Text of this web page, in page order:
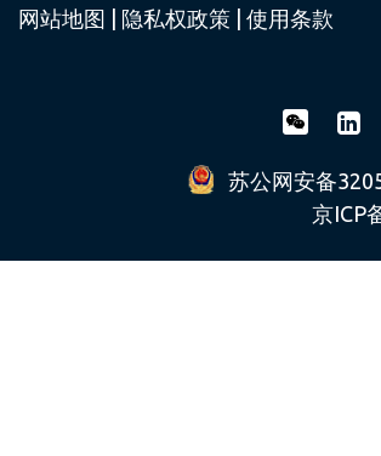
网站地图
隐私权政策 使用条款
苏公网安备
京ICP